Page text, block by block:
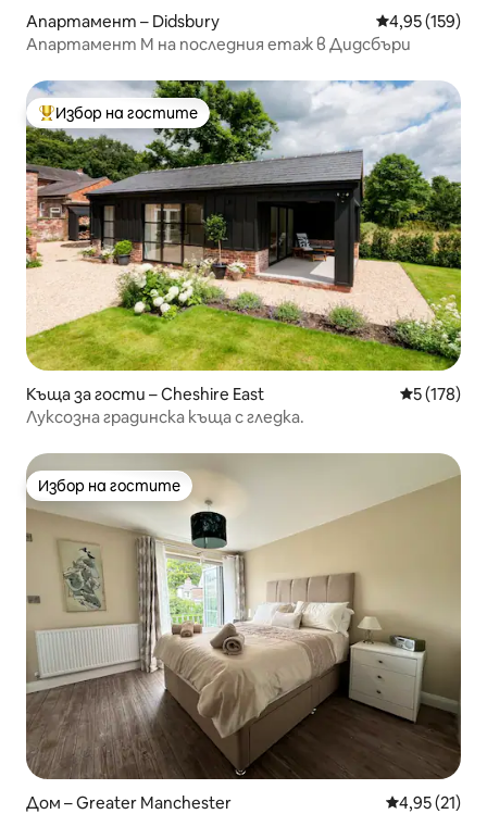
Апартамент – Didsbury Средна
4,95 (159)
Апартамент M на последния етаж в Дидсбъри
Най-популярен избор на гостите
Избор на гостите
Къща за гости – Cheshire East Средна
5 (178)
Луксозна градинска къща с гледка.
Избор на гостите
Избор на гостите
Дом – Greater Manchester Средна
4,95 (21)